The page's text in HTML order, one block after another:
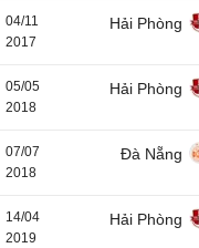
04/11
2017
Hải Phòng
05/05
2018
Hải Phòng
07/07
2018
Đà Nẵng
14/04
2019
Hải Phòng